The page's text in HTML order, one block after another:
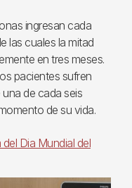
ingresan cada
las cuales la mitad
en tres meses.
pacientes sufren
de cada seis
de su vida.
Dia Mundial del